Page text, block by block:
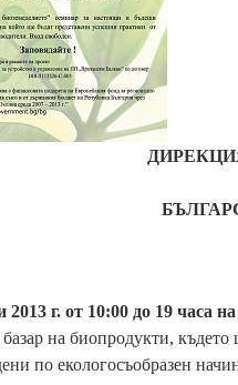
2013 г. от 10:00 до 19 часа
на биопродукти, където
по екологосъобразен